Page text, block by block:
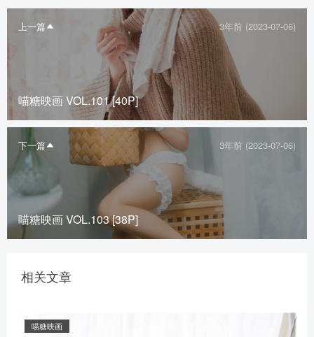
上一篇 3年前 (2023-07-06)
喵糖映画 VOL.101 [40P]
下一篇 3年前 (2023-07-06)
喵糖映画 VOL.103 [38P]
相关文章
喵糖映画